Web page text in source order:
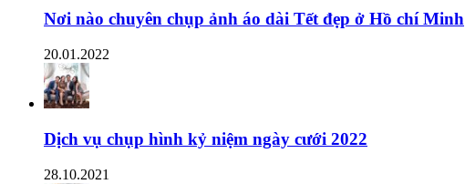
Nơi nào chuyên chụp ảnh áo dài Tết đẹp ở Hồ chí Minh
20.01.2022
Dịch vụ chụp hình kỷ niệm ngày cưới 2022
28.10.2021